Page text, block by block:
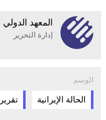
المعهد الدولي
إدارة التحرير
الوسم
الحالة الإيرانية